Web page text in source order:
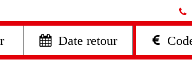
 Date retour